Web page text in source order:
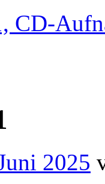
CD-
2025